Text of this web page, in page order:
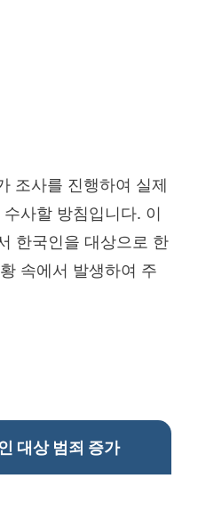
조사를 진행하여 실제
사할 방침입니다. 이
한국인을 대상으로 한
속에서 발생하여 주
대상 범죄 증가